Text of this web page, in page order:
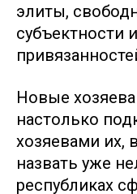
элиты,
субъектности
Новые
настолько
хозяевами их,
назвать уже
республиках